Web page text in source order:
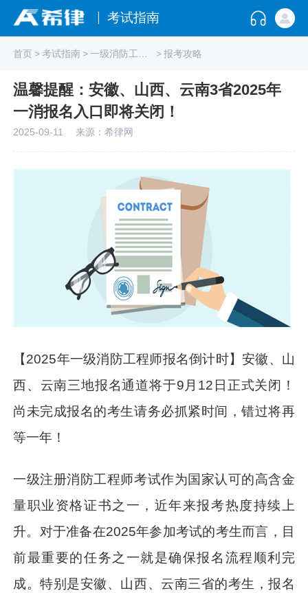
考试指南
首页>考试指南> > 报考攻略
温馨提醒：安徽、山西、云南3省2025年
一消报名入口即将关闭！
2025-09-11 来源：希律网
【2025年一级消防工程师报名倒计时】安徽、山
西、云南三地报名通道将于9月12日正式关闭！
尚未完成报名的考生请务必抓紧时间，错过将再
等一年！
一级注册消防工程师考试作为国家认可的高含金
量职业资格证书之一，近年来报考热度持续上
升。对于准备在2025年参加考试的考生而言，目
前最重要的任务之一就是确保报名流程顺利完
成。特别是安徽、山西、云南三省的考生，报名